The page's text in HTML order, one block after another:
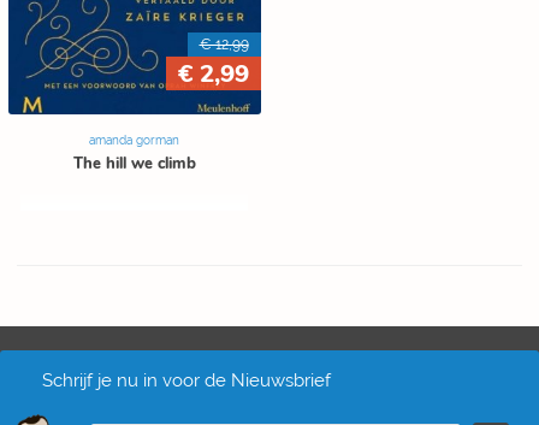
€ 12,99
€ 2,99
amanda gorman
The hill we climb
Schrijf je nu in voor de Nieuwsbrief